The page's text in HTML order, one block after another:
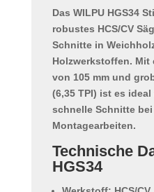
Das WILPU HGS34
robustes HCS/CV
Schnitte in
Holzwerkstoffen. Mit
von 105 mmund
(6,35 TPI) ist es
schnelle Schnitte
Montagearbeiten.
Technische
HGS34